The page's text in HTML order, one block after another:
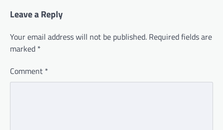
Leave a Reply
Your email address will not be published. Required fields are
marked *
Comment *